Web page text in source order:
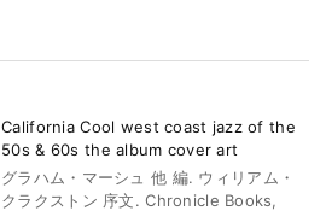
California Cool west coast jazz of the
50s & 60s the album cover art
グラハム・マーシュ 他 編. ウィリアム・
クラクストン 序文. Chronicle Books,